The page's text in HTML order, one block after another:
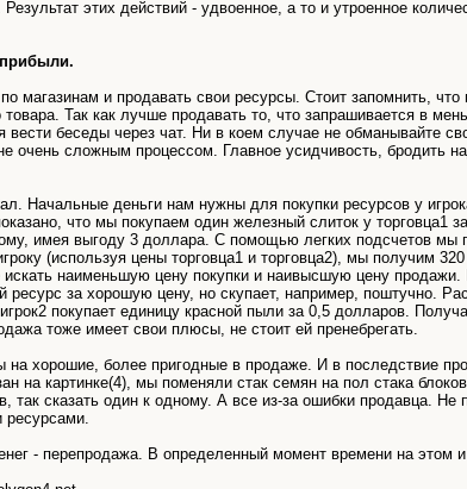
этих действий - удвоенное, а то и утроенное
магазинам и продавать свои ресурсы. Стоит запомнить,
Так как лучше продавать то, что запрашивается в
беседы через чат. Ни в коем случае не обманывайте
очень сложным процессом. Главное усидчивость, бродить
Начальные деньги нам нужны для покупки ресурсов у
что мы покупаем один железный слиток у
имея выгоду 3 доллара. С помощью легких подсчетов мы
(используя цены торговца1 и торговца2), мы получим
искать наименьшую цену покупки и наивысшую цену
ресурс за хорошую цену, но скупает, например, поштучно.
покупает единицу красной пыли за 0,5 долларов.
тоже имеет свои плюсы, не стоит ей пренебрегать.
хорошие, более пригодные в продаже. И в последствие
на картинке(4), мы поменяли стак семян на пол стака
так сказать один к одному. А все из-за ошибки продавца.
ресурсами.
- перепродажа. В определенный момент времени на этом